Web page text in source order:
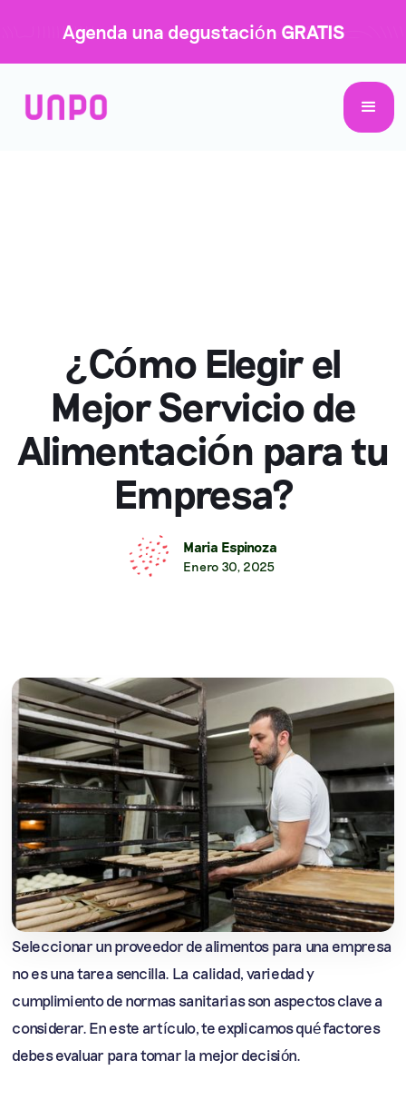
Agenda una degustación GRATIS
¿Cómo Elegir el
Mejor Servicio de
Alimentación para tu
Empresa?
Maria Espinoza
Enero 30, 2025
Seleccionar un proveedor de alimentos para una empresa
no es una tarea sencilla. La calidad, variedad y
cumplimiento de normas sanitarias son aspectos clave a
considerar. En este artículo, te explicamos qué factores
debes evaluar para tomar la mejor decisión.